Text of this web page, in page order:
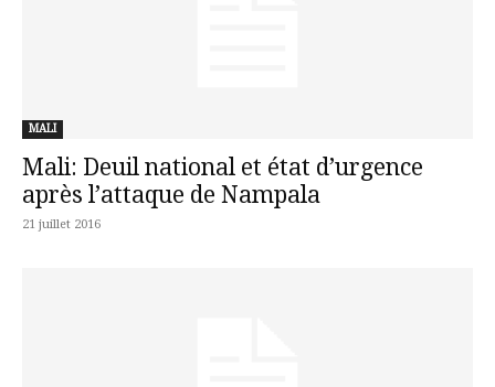
MALI
Mali: Deuil national et état d’urgence
après l’attaque de Nampala
21 juillet 2016